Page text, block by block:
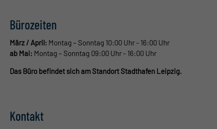
Bürozeiten
März / April: Montag – Sonntag 10:00 Uhr - 16:00 Uhr
ab Mai: Montag – Sonntag 09:00 Uhr - 16:00 Uhr
Das Büro befindet sich am Standort Stadthafen Leipzig.
Kontakt